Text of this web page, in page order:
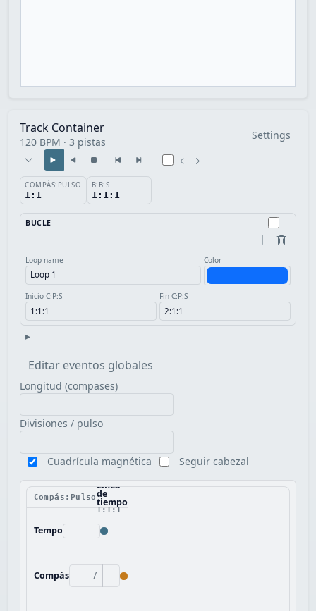
Track Container
120 BPM · 3 pistas
Settings
← →
COMPÁS:PULSO
1:1
B:B:S
1:1:1
BUCLE
Loop name Color
Inicio C:P:S Fin C:P:S
▸
Editar eventos globales
Longitud (compases)
Divisiones / pulso
Cuadrícula magnética Seguir cabezal
Compás:Pulso
Línea
de
tiempo
1:1:1
Tempo
Compás /